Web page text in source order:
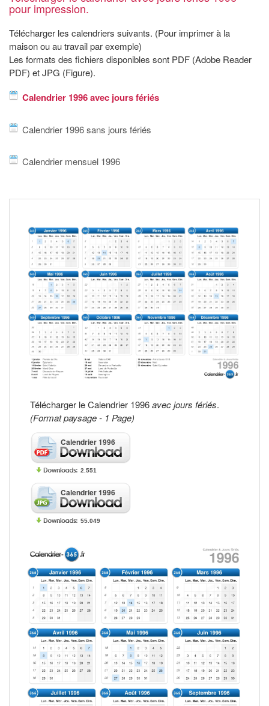
pour impression.
Télécharger les calendriers suivants. (Pour imprimer à la
maison ou au travail par exemple)
Les formats des fichiers disponibles sont PDF (Adobe Reader
PDF) et JPG (Figure).
Calendrier 1996 avec jours fériés
Calendrier 1996 sans jours fériés
Calendrier mensuel 1996
Télécharger le Calendrier 1996avec jours fériés.
(Format paysage - 1 Page)
Calendrier 1996
2.551
Calendrier 1996
55.049